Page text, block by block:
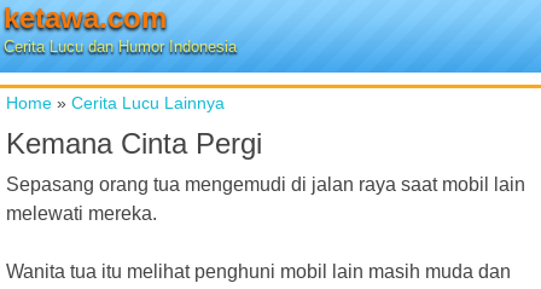
ketawa.com
Cerita Lucu dan Humor Indonesia
Home » Cerita Lucu Lainnya
Kemana Cinta Pergi
Sepasang orang tua mengemudi di jalan raya saat mobil lain
melewati mereka.
Wanita tua itu melihat penghuni mobil lain masih muda dan